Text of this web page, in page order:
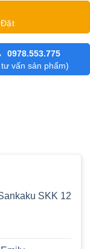
0978.553.775
vấn sản phẩm)
SKK 12